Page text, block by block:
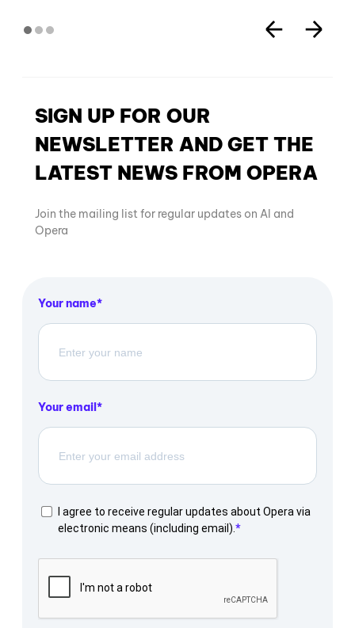
SIGN UP FOR OUR
NEWSLETTER AND GET THE
LATEST NEWS FROM OPERA
Join the mailing list for regular updates on AI and
Opera
Your name
Your email
I agree to receive regular updates about Opera via
electronic means (including email).